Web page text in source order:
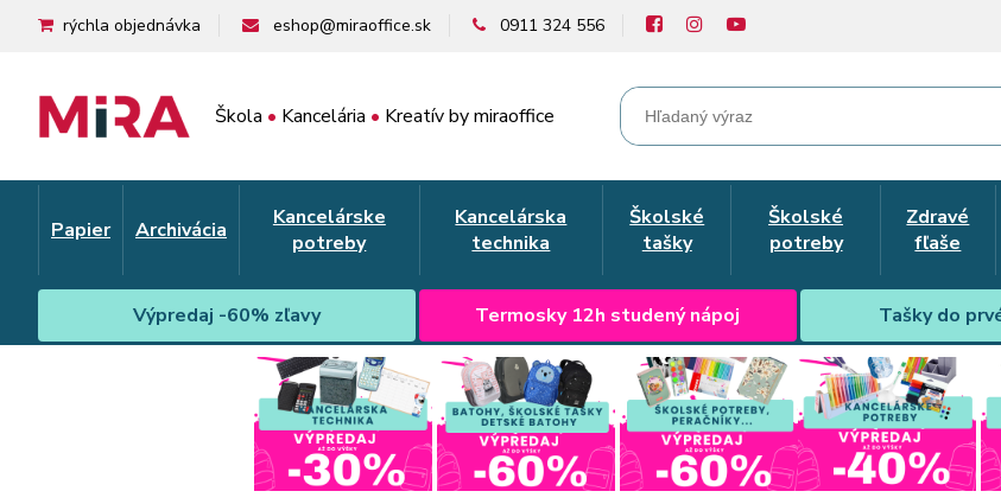
Škola • Kancelária • Kreatív by miraoffice
rýchla objednávka eshop@miraoffice.sk 0911 324 556
Papier Archivácia
Kancelárske
potreby
Kancelárska
technika
Školské
tašky
Školské
potreby
Zdravé
fľaše
Výpredaj -60% zľavy Termosky 12h studený nápoj Tašky do